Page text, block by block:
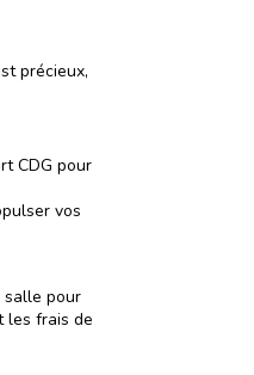
précieux,
CDG pour
vos
salle pour
les frais de